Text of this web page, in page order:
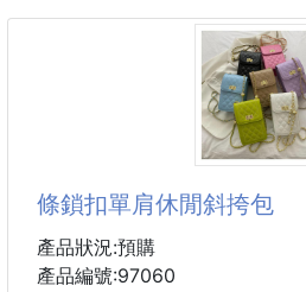
條鎖扣單肩休閒斜挎包
產品狀況:預購
產品編號:97060